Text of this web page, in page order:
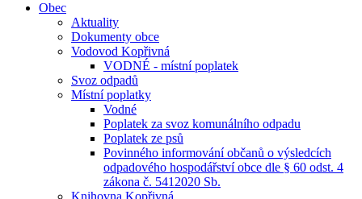
Obec
Aktuality
Dokumenty obce
Vodovod Kopřivná
VODNÉ - místní poplatek
Svoz odpadů
Místní poplatky
Vodné
Poplatek za svoz komunálního odpadu
Poplatek ze psů
Povinného informování občanů o výsledcích
odpadového hospodářství obce dle § 60 odst. 4
zákona č. 5412020 Sb.
Knihovna Kopřivná